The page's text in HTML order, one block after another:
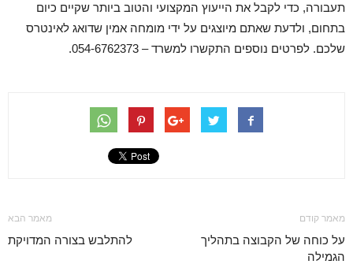
תעבורה, כדי לקבל את הייעוץ המקצועי והטוב ביותר שקיים כיום
בתחום, ולדעת שאתם מיוצגים על ידי מומחה אמין שדואג לאינטרס
שלכם. לפרטים נוספים התקשרו למשרד – 054-6762373.
מאמר קודם
על כוחה של הקבוצה בתהליך
הגמילה
מאמר הבא
להתלבש בצורה המדויקת